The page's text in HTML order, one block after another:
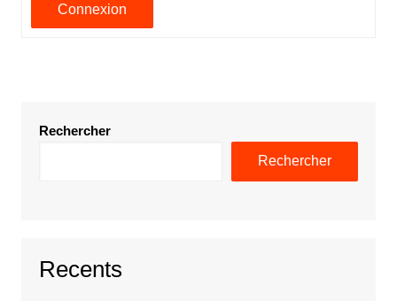
Connexion
Rechercher
Rechercher
Recents